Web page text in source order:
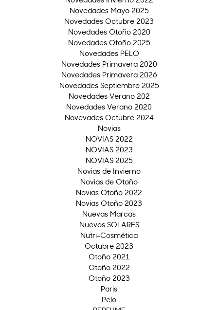
Novedades Mayo 2025
Novedades Octubre 2023
Novedades Otoño 2020
Novedades Otoño 2025
Novedades PELO
Novedades Primavera 2020
Novedades Primavera 2026
Novedades Septiembre 2025
Novedades Verano 202
Novedades Verano 2020
Novevades Octubre 2024
Novias
NOVIAS 2022
NOVIAS 2023
NOVIAS 2025
Novias de Invierno
Novias de Otoño
Novias Otoño 2022
Novias Otoño 2023
Nuevas Marcas
Nuevos SOLARES
Nutri-Cosmética
Octubre 2023
Otoño 2021
Otoño 2022
Otoño 2023
Paris
Pelo